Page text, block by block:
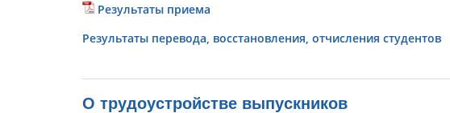
Результаты приема
Результаты перевода, восстановления, отчисления студентов
О трудоустройстве выпускников